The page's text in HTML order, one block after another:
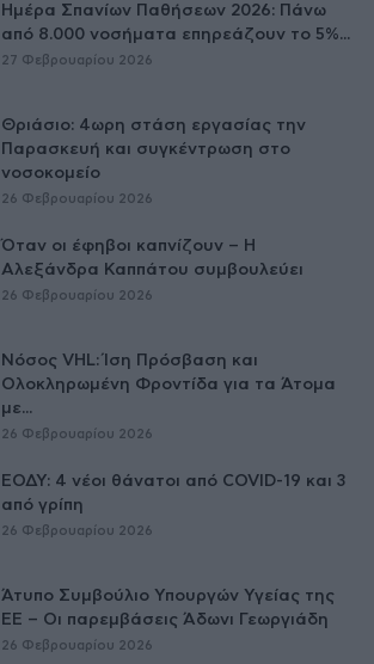
Ημέρα Σπανίων Παθήσεων 2026: Πάνω
από 8.000 νοσήματα επηρεάζουν το 5%...
27 Φεβρουαρίου 2026
Θριάσιο: 4ωρη στάση εργασίας την
Παρασκευή και συγκέντρωση στο
νοσοκομείο
26 Φεβρουαρίου 2026
Όταν οι έφηβοι καπνίζουν – Η
Αλεξάνδρα Καππάτου συμβουλεύει
26 Φεβρουαρίου 2026
Νόσος VHL: Ίση Πρόσβαση και
Ολοκληρωμένη Φροντίδα για τα Άτομα
με...
26 Φεβρουαρίου 2026
ΕΟΔΥ: 4 νέοι θάνατοι από COVID-19 και 3
από γρίπη
26 Φεβρουαρίου 2026
Άτυπο Συμβούλιο Υπουργών Υγείας της
ΕE – Οι παρεμβάσεις Άδωνι Γεωργιάδη
26 Φεβρουαρίου 2026